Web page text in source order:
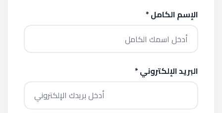
الإسم الكامل *
البريد الإلكتروني *